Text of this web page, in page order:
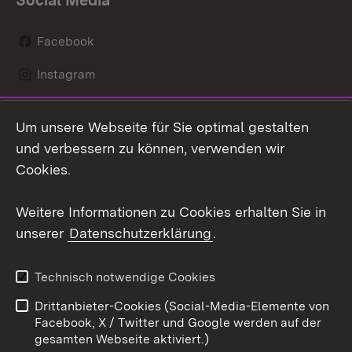
Facebook
Instagram
Mastodon
Youtube
Kontakt
Datenschutz
Barrierefreiheit
Impressum Cookies
Um unsere Webseite für Sie optimal gestalten
und verbessern zu können, verwenden wir
Cookies.
Weitere Informationen zu Cookies erhalten Sie in
unserer Datenschutzerklärung.
Technisch notwendige Cookies
Drittanbieter-Cookies (Social-Media-Elemente von
Facebook, X / Twitter und Google werden auf der
gesamten Webseite aktiviert.)